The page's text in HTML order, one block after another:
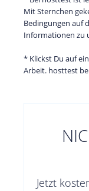
Mit Sternchen
Bedingungen auf
Informationen zu
* Klickst Du auf
Arbeit. hosttest
Jetzt